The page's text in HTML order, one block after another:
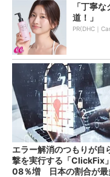
「丁寧
道！」
PR(DHC｜
エラー解消のつもりが自
撃を実行する「ClickFix
08％増 日本の割合が最